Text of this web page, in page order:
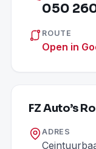
050
ROUTE
Open in
FZ Auto’s
ADRES